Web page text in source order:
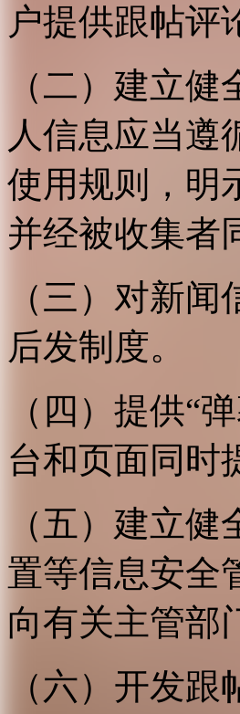
户提供跟帖评
（二）建立
人信息应当遵
使用规则，明
并经被收集者
（三）对新
后发制度。
（四）提供“
台和页面同时
（五）建立
置等信息安全
向有关主管部
（六）开发